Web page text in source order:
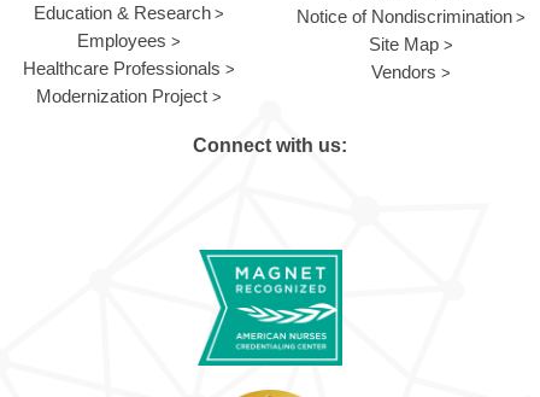
Education & Research
Employees
Healthcare Professionals
Modernization Project
Notice of Nondiscrimination
Site Map
Vendors
Connect with us: